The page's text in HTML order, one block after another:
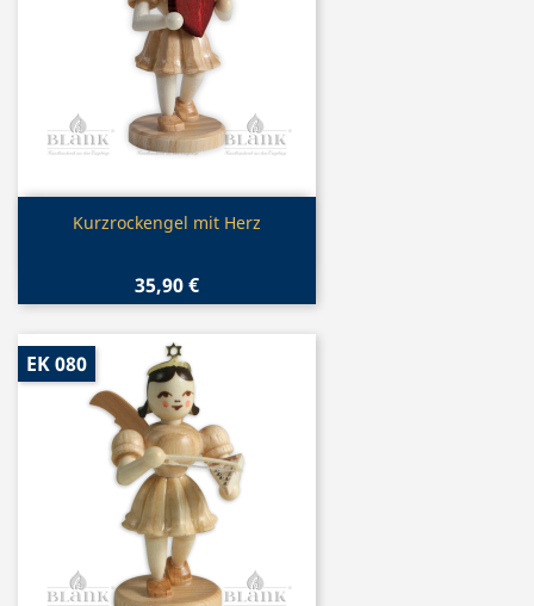
Vorschau
Kurzrockengel mit Herz
35,90 €
EK 080